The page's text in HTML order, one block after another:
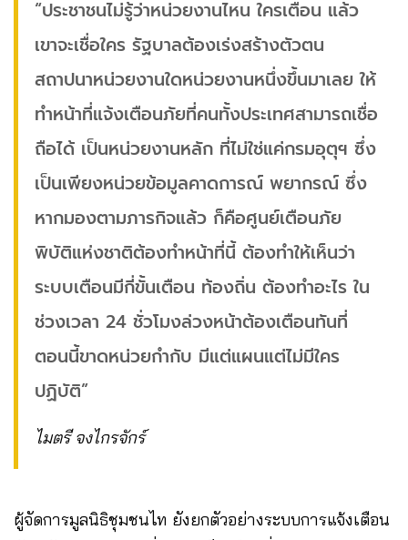
“ประชาชนไม่รู้ว่าหน่วยงานไหน ใครเตือน แล้ว
เขาจะเชื่อใคร รัฐบาลต้องเร่งสร้างตัวตน
สถาปนาหน่วยงานใดหน่วยงานหนึ่งขึ้นมาเลย ให้
ทำหน้าที่แจ้งเตือนภัยที่คนทั้งประเทศสามารถเชื่อ
ถือได้ เป็นหน่วยงานหลัก ที่ไม่ใช่แค่กรมอุตุฯ ซึ่ง
เป็นเพียงหน่วยข้อมูลคาดการณ์ พยากรณ์ ซึ่ง
หากมองตามภารกิจแล้ว ก็คือศูนย์เตือนภัย
พิบัติแห่งชาติต้องทำหน้าที่นี้ ต้องทำให้เห็นว่า
ระบบเตือนมีกี่ขั้นเตือน ท้องถิ่น ต้องทำอะไร ใน
ช่วงเวลา 24 ชั่วโมงล่วงหน้าต้องเตือนทันที่
ตอนนี้ขาดหน่วยกำกับ มีแต่แผนแต่ไม่มีใคร
ปฏิบัติ”
ไมตรี จงไกรจักร์
ผู้จัดการมูลนิธิชุมชนไท ยังยกตัวอย่างระบบการแจ้งเตือน